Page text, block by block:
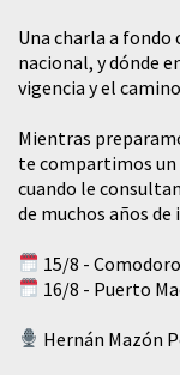
​Una charla a
nacional, y dónde
vigencia y el
Mientras
te compartimos un
cuando le
de muchos años de
15/8 -
16/8 - Puerto
Hernán Mazón